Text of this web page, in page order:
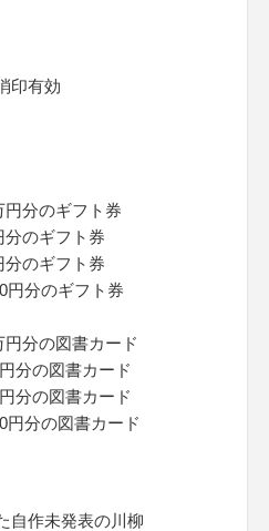
印有効
分のギフト券
のギフト券
のギフト券
分のギフト券
分の図書カード
分の図書カード
分の図書カード
分の図書カード
自作未発表の川柳